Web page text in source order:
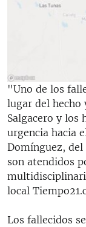
"Uno de los
lugar del hecho
Salgacero y los
urgencia hacia
Domínguez,
son atendidos
local
Los fallecidos